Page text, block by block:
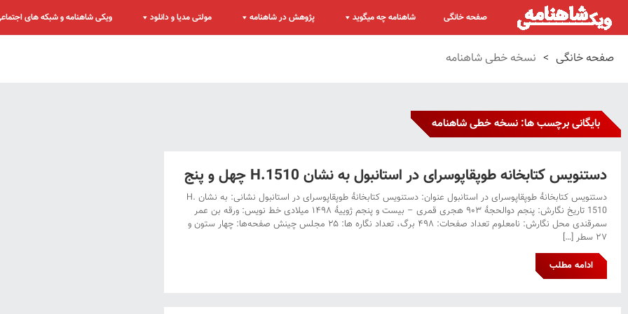
صفحه خانگی شاهنامه چه میگوید پژوهش در شاهنامه مولتی مدیا و دانلود ویکی شاهنامه و شبکه های
صفحه خانگی > نسخه خطی شاهنامه
بایگانی برچسب ها: نسخه خطی شاهنامه
دستنویس کتابخانه طوپقاپوسرای در استانبول به نشان H.1510 چهل و پنج
دستنویس کتابخانۀ طوپقاپوسرای در استانبول عنوان: دستنویس کتابخانۀ طوپقاپوسرای در استانبول نشانی: به نشان H.
1510 تاریخ نگارش: پنجم دوالحجۀ ۹۰۳ هجری قمری‌ – بیست و پنجم ژوییۀ ۱۴۹۸ میلادی خط نویس: ورقه بن عمر
سمرقندی محل نگارش: نامعلوم تعداد صفحات: ۴۹۸ برگ، تعداد نگاره ها: ۲۵‌ مجلس‌ چینش صفحه‌ها: چهار ستون و
۲۷ سطر […]
ادامه مطلب